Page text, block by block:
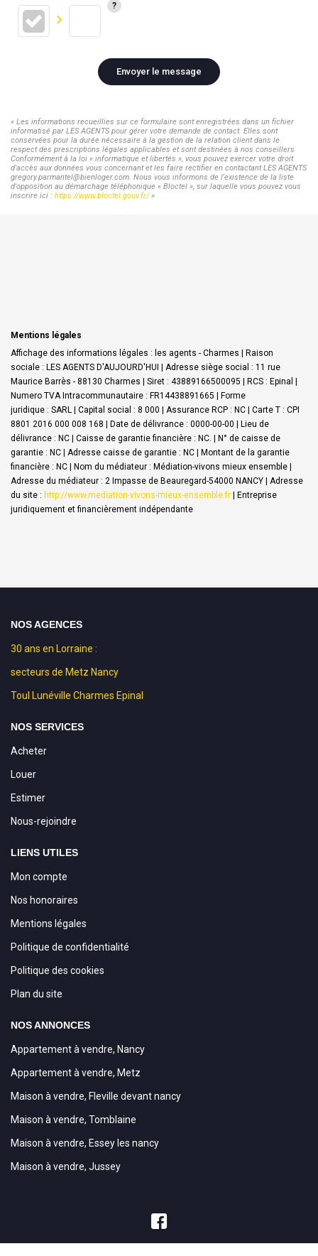
Envoyer le message
« Les informations recueillies sur ce formulaire sont enregistrées dans un fichier
informatisé par LES AGENTS pour gérer votre demande de contact. Elles sont
conservées pour la durée nécessaire à la gestion de la relation client dans le
respect des prescriptions légales applicables et sont destinées à nos conseillers
Conformément à la loi « informatique et libertés », vous pouvez exercer votre droit
d'accès aux données vous concernant et les faire rectifier en contactant LES AGENTS
gregory.parmantel@bienloger.com. Nous vous informons de l'existence de la liste
d'opposition au démarchage téléphonique « Bloctel », sur laquelle vous pouvez vous
inscrire ici : https://www.bloctel.gouv.fr/»
Mentions légales
Affichage des informations légales : les agents - Charmes | Raison
sociale : LES AGENTS D'AUJOURD'HUI | Adresse siège social : 11 rue
Maurice Barrès - 88130 Charmes | Siret : 43889166500095 | RCS : Epinal |
Numero TVA Intracommunautaire : FR14438891665 | Forme
juridique : SARL | Capital social : 8 000 | Assurance RCP : NC | Carte T : CPI
8801 2016 000 008 168 | Date de délivrance : 0000-00-00 | Lieu de
délivrance : NC | Caisse de garantie financière : NC. | N° de caisse de
garantie : NC | Adresse caisse de garantie : NC | Montant de la garantie
financière : NC | Nom du médiateur : Médiation-vivons mieux ensemble |
Adresse du médiateur : 2 Impasse de Beauregard-54000 NANCY | Adresse
du site : http://www.mediation-vivons-mieux-ensemble.fr | Entreprise
juridiquement et financièrement indépendante
NOS AGENCES
30 ans en Lorraine :
secteurs de Metz Nancy
Toul Lunéville Charmes Epinal
NOS SERVICES
Acheter
Louer
Estimer
Nous-rejoindre
LIENS UTILES
Mon compte
Nos honoraires
Mentions légales
Politique de confidentialité
Politique des cookies
Plan du site
NOS ANNONCES
Appartement à vendre, Nancy
Appartement à vendre, Metz
Maison à vendre, Fleville devant nancy
Maison à vendre, Tomblaine
Maison à vendre, Essey les nancy
Maison à vendre, Jussey